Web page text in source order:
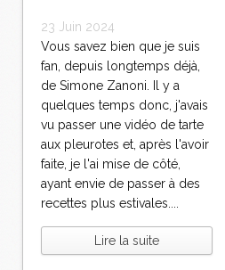
23 Juin 2024
Vous savez bien que je suis
fan, depuis longtemps déjà,
de Simone Zanoni. Il y a
quelques temps donc, j'avais
vu passer une vidéo de tarte
aux pleurotes et, après l'avoir
faite, je l'ai mise de côté,
ayant envie de passer à des
recettes plus estivales....
Lire la suite